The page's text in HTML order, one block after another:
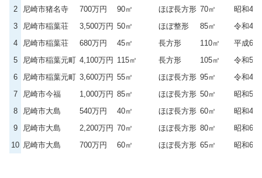
2
尼崎市猪名寺 700万円 90㎡ ほぼ長方形 70㎡
昭和40
3
尼崎市稲葉荘 3,500万円 50㎡ ほぼ整形 85㎡
令和4年
4
尼崎市稲葉荘 680万円 45㎡ 長方形 110㎡
平成6年
5
尼崎市稲葉元町 4,100万円 115㎡ 長方形 105㎡
令和5年
6
尼崎市稲葉元町 3,600万円 55㎡ ほぼ長方形 95㎡
令和4年
7
尼崎市今福 1,000万円 85㎡ ほぼ長方形 50㎡
昭和55
8
尼崎市大島 540万円 40㎡ ほぼ長方形 60㎡
昭和43
9
尼崎市大島 2,200万円 70㎡ ほぼ長方形 80㎡
昭和61
10 尼崎市大島 700万円 60㎡ ほぼ長方形 65㎡ 昭和61